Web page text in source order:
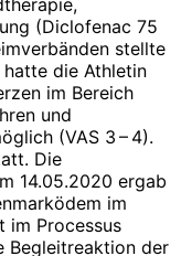
(Diclofenac 75
stellte
hatte die Athletin
im Bereich
und
(VAS 3 – 4).
Die
14.05.2020 ergab
im
im Processus
Begleitreaktion der